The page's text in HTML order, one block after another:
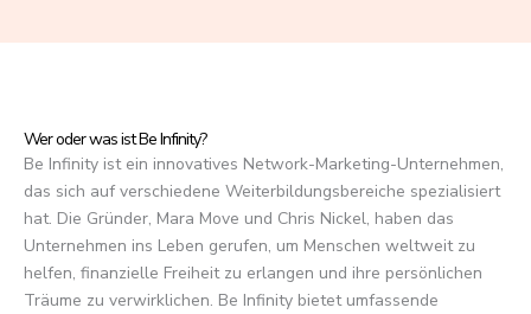
5
Wer oder was ist Be Infinity?
Be Infinity ist ein innovatives Network-Marketing-Unternehmen,
das sich auf verschiedene Weiterbildungsbereiche spezialisiert
hat. Die Gründer, Mara Move und Chris Nickel, haben das
Unternehmen ins Leben gerufen, um Menschen weltweit zu
helfen, finanzielle Freiheit zu erlangen und ihre persönlichen
Träume zu verwirklichen. Be Infinity bietet umfassende